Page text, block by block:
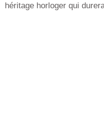
héritage horloger qui